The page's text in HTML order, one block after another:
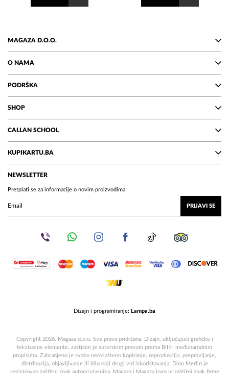
MAGAZA D.O.O.
O NAMA
PODRŠKA
SHOP
CALLAN SCHOOL
KUPIKARTU.BA
NEWSLETTER
Pretplati se za informacije o novim proizvodima.
PRIJAVI SE
Dizajn i programiranje: Lampa.ba
Copyright 2026. Magaza d.o.o. Sve prava pridržana. Dizajn, uključujući grafičke i
tekstualne elemente, zaštićen je autorskim pravom prema BiH i međunarodnim
propisima. Zabranjeno je svako neovlašteno kopiranje, reprodukcija, prepravljanje,
distribucija, objavljivanje ili bilo koji drugi vid iskorištavanja. Dino Merlin je
registrovan zaštitni znak autora/vlasnika. Magaza i Magaza logo je zaštitni znak firme